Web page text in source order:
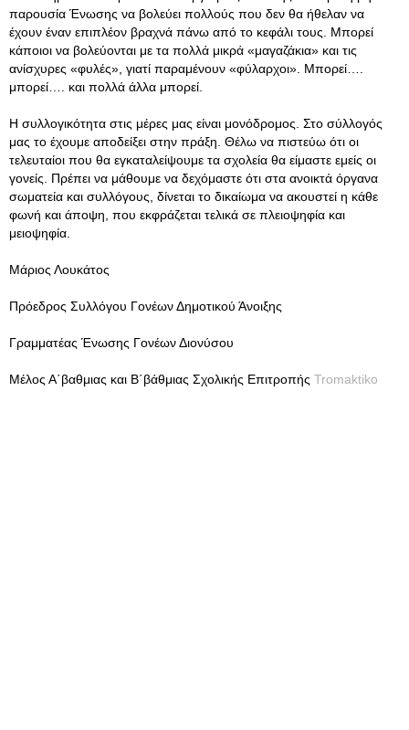
παρουσία Ένωσης να βολεύει πολλούς που δεν θα ήθελαν να
έχουν έναν επιπλέον βραχνά πάνω από το κεφάλι τους. Μπορεί
κάποιοι να βολεύονται με τα πολλά μικρά «μαγαζάκια» και τις
ανίσχυρες «φυλές», γιατί παραμένουν «φύλαρχοι». Μπορεί….
μπορεί…. και πολλά άλλα μπορεί.
Η συλλογικότητα στις μέρες μας είναι μονόδρομος. Στο σύλλογός
μας το έχουμε αποδείξει στην πράξη. Θέλω να πιστεύω ότι οι
τελευταίοι που θα εγκαταλείψουμε τα σχολεία θα είμαστε εμείς οι
γονείς. Πρέπει να μάθουμε να δεχόμαστε ότι στα ανοικτά όργανα
σωματεία και συλλόγους, δίνεται το δικαίωμα να ακουστεί η κάθε
φωνή και άποψη, που εκφράζεται τελικά σε πλειοψηφία και
μειοψηφία.
Μάριος Λουκάτος
Πρόεδρος Συλλόγου Γονέων Δημοτικού Άνοιξης
Γραμματέας Ένωσης Γονέων Διονύσου
Μέλος Α΄βαθμιας και Β΄βάθμιας Σχολικής Επιτροπής Tromaktiko